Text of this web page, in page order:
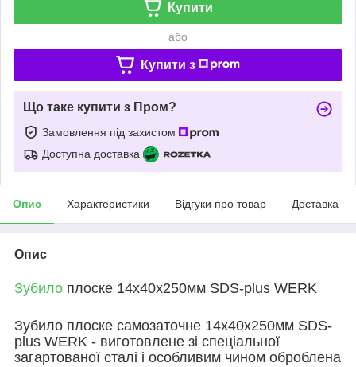
Купити
або
Купити з
Що таке купити з Пром?
Замовлення під захистом
Доступна доставка
Опис Характеристики Відгуки про товар Доставка
Опис
Зубило плоске 14х40х250мм SDS-plus WERK
Зубило плоске самозаточне 14х40х250мм SDS-
plus WERK - виготовлене зі спеціальної
загартованої сталі і особливим чином оброблена